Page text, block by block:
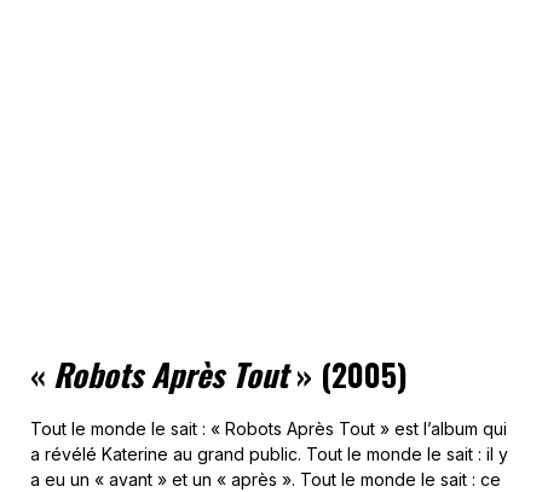
« Robots Après Tout» (2005)
Tout le monde le sait : « Robots Après Tout » est l’album qui
a révélé Katerine au grand public. Tout le monde le sait : il y
a eu un « avant » et un « après ». Tout le monde le sait : ce